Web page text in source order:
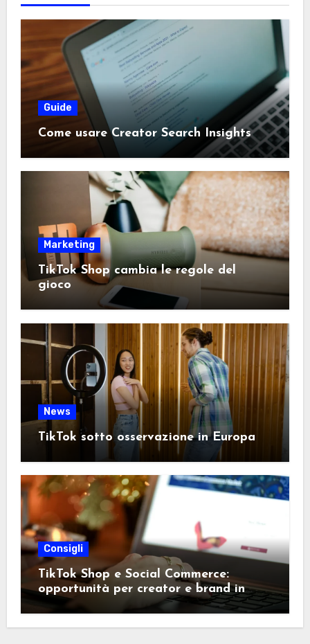
Guide
Come usare Creator Search Insights
Marketing
TikTok Shop cambia le regole del
gioco
News
TikTok sotto osservazione in Europa
Consigli
TikTok Shop e Social Commerce:
opportunità per creator e brand in
Italia